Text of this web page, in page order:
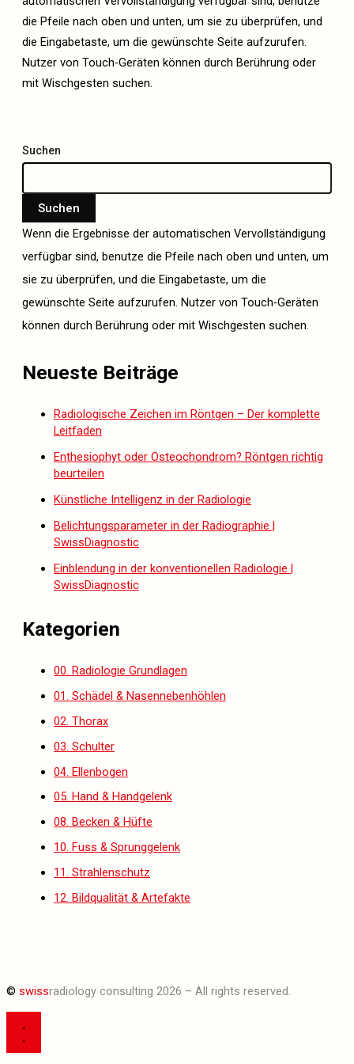
die Pfeile nach oben und unten, um sie zu überprüfen, und
die Eingabetaste, um die gewünschte Seite aufzurufen.
Nutzer von Touch-Geräten können durch Berührung oder
mit Wischgesten suchen.
Suchen
Suchen
Wenn die Ergebnisse der automatischen Vervollständigung
verfügbar sind, benutze die Pfeile nach oben und unten, um
sie zu überprüfen, und die Eingabetaste, um die
gewünschte Seite aufzurufen. Nutzer von Touch-Geräten
können durch Berührung oder mit Wischgesten suchen.
Neueste Beiträge
Radiologische Zeichen im Röntgen – Der komplette
Leitfaden
Enthesiophyt oder Osteochondrom? Röntgen richtig
beurteilen
Künstliche Intelligenz in der Radiologie
Belichtungsparameter in der Radiographie |
SwissDiagnostic
Einblendung in der konventionellen Radiologie |
SwissDiagnostic
Kategorien
00. Radiologie Grundlagen
01. Schädel & Nasennebenhöhlen
02. Thorax
03. Schulter
04. Ellenbogen
05. Hand & Handgelenk
08. Becken & Hüfte
10. Fuss & Sprunggelenk
11. Strahlenschutz
12. Bildqualität & Artefakte
© swissradiology consulting 2026 – All rights reserved.